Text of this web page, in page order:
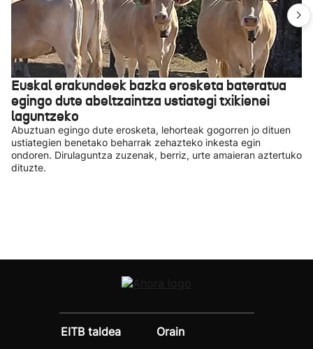
Euskal erakundeek bazka erosketa bateratua
egingo dute abeltzaintza ustiategi txikienei
laguntzeko
Abuztuan egingo dute erosketa, lehorteak gogorren jo dituen
ustiategien benetako beharrak zehazteko inkesta egin
ondoren. Dirulaguntza zuzenak, berriz, urte amaieran aztertuko
dituzte.
EITB taldea
Orain